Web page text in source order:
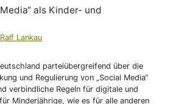
als Kinder- und
Ralf Lankau
parteiübergreifend über die
und Regulierung von „Social Media“
verbindliche Regeln für digitale und
Minderjährige, wie es für alle anderen